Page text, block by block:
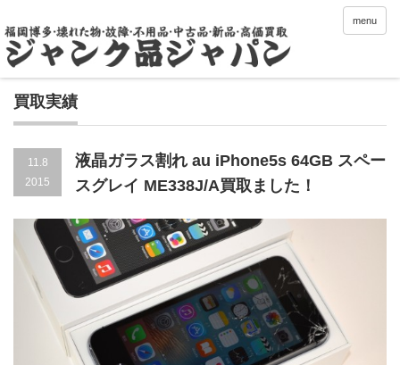
menu
買取実績
11.8
2015
液晶ガラス割れ au iPhone5s 64GB スペー
スグレイ ME338J/A買取ました！